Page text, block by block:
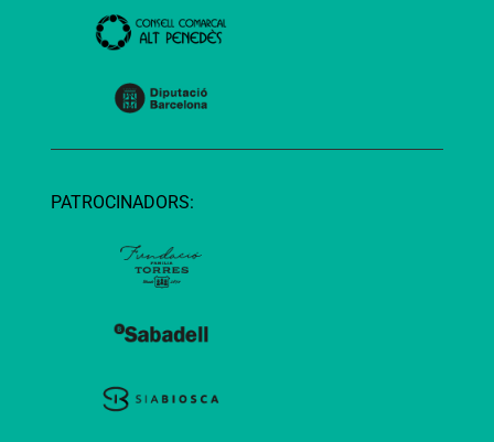
PATROCINADORS: